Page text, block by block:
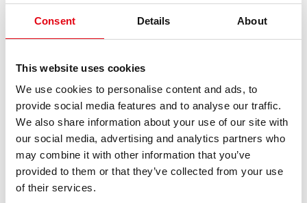
Consent Details About
This website uses cookies
We use cookies to personalise content and ads, to
provide social media features and to analyse our traffic.
We also share information about your use of our site with
our social media, advertising and analytics partners who
may combine it with other information that you’ve
provided to them or that they’ve collected from your use
of their services.
25.09.2020
Es ist 2010, als...
Der Horizont von Raccorderie Metalliche ist weit und geht